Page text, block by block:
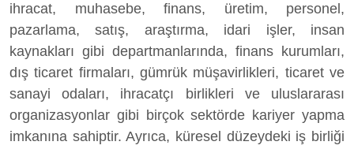
ihracat, muhasebe, finans, üretim, personel,
pazarlama, satış, araştırma, idari işler, insan
kaynakları gibi departmanlarında, finans kurumları,
dış ticaret firmaları, gümrük müşavirlikleri, ticaret ve
sanayi odaları, ihracatçı birlikleri ve uluslararası
organizasyonlar gibi birçok sektörde kariyer yapma
imkanına sahiptir. Ayrıca, küresel düzeydeki iş birliği